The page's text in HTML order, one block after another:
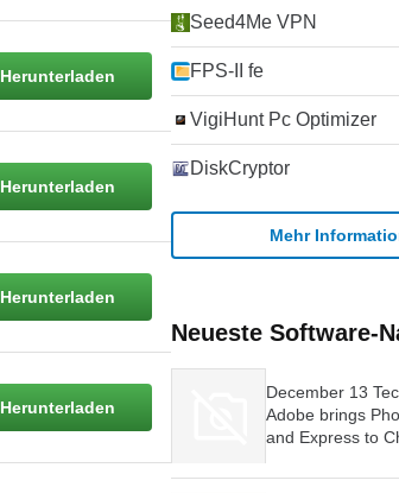
Herunterladen
Herunterladen
Herunterladen
Herunterladen
Seed4Me VPN
FPS-II fe
VigiHunt Pc Optimizer
DiskCryptor
Mehr
Neueste Software-
December 13
Adobe brings
and Express to
Game Awards,